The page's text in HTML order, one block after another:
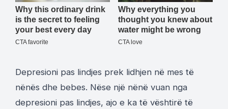
Depresioni pas lindjes prek lidhjen në mes të
nënës dhe bebes. Nëse një nënë vuan nga
depresioni pas lindjes, ajo e ka të vështirë të